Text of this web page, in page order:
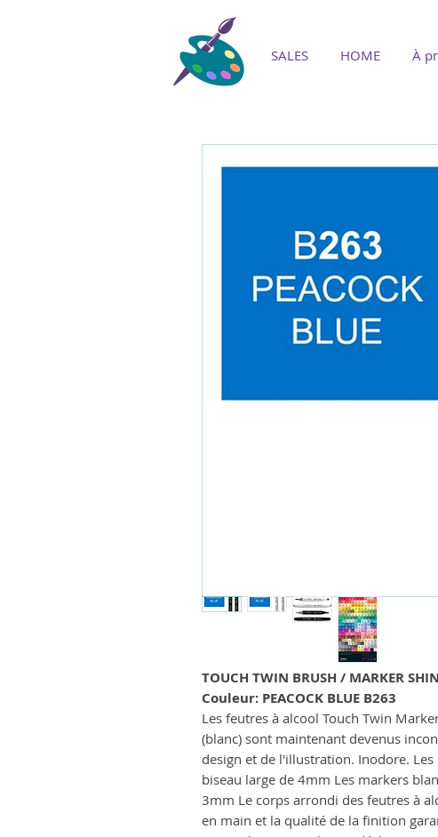
SALES HOME À
TOUCH TWIN BRUSH / MARKER
Couleur: PEACOCK BLUE B263
Les feutres à alcool Touch Twin
(blanc) sont maintenant devenus
design et de l'illustration. Inodore.
biseau large de 4mm Les markers
3mm Le corps arrondi des feutres à
en main et la qualité de la finition